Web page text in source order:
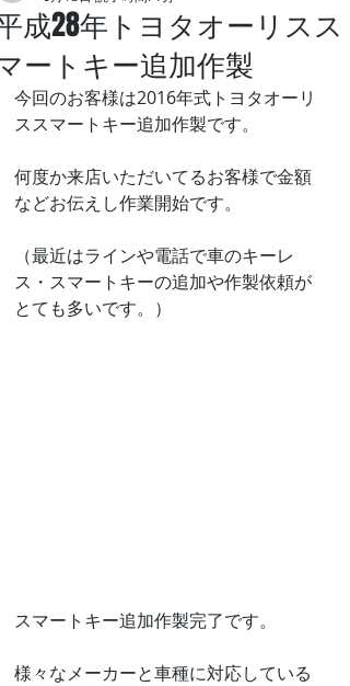
成28年トヨタオーリスス
ートキー追加作製
今回のお客様は2016年式トヨタオーリ
ススマートキー追加作製です。
何度か来店いただいてるお客様で金額
などお伝えし作業開始です。
（最近はラインや電話で車のキーレ
ス・スマートキーの追加や作製依頼が
とても多いです。）
スマートキー追加作製完了です。
様々なメーカーと車種に対応している